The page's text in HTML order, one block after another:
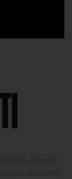
mais diversas
diferente.